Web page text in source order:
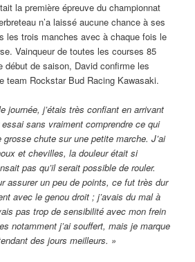
la première épreuve du championnat
n’a laissé aucune chance à ses
les trois manches avec à chaque fois le
Vainqueur de toutes les courses 85
début de saison, David confirme les
team Rockstar Bud Racing Kawasaki.
journée, j’étais très confiant en arrivant
sans vraiment comprendre ce qui
grosse chute sur une petite marche. J’ai
et chevilles, la douleur était si
pas qu’il serait possible de rouler.
assurer un peu de points, ce fut très dur
avec le genou droit ; j’avais du mal à
pas trop de sensibilité avec mon frein
notamment j’ai souffert, mais je marque
des jours meilleurs. »